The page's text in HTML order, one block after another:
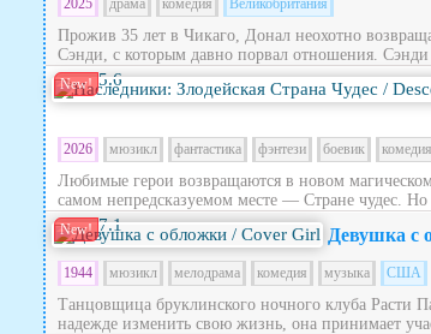
2025 драма комедия Великобритания
Прожив 35 лет в Чикаго, Донал неохотно
Сэнди, с которым давно порвал отношения. Сэнди
New! 5.6
2026 мюзикл фантастика фэнтези боевик комедия
Любимые герои возвращаются в новом
самом непредсказуемом месте — Стране чудес.
New! 7.1 Девушка с
1944 мюзикл мелодрама комедия музыка США
Танцовщица бруклинского ночного клуба Расти
надежде изменить свою жизнь, она принимает